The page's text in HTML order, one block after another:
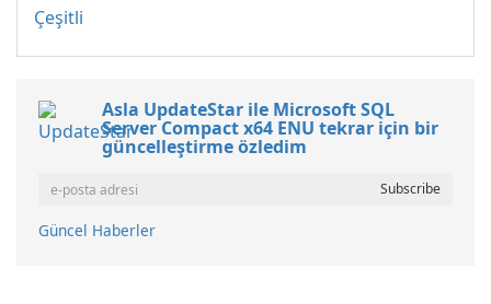
Çeşitli
Asla UpdateStar ile Microsoft SQL
Server Compact x64 ENU tekrar için bir
güncelleştirme özledim
Güncel Haberler